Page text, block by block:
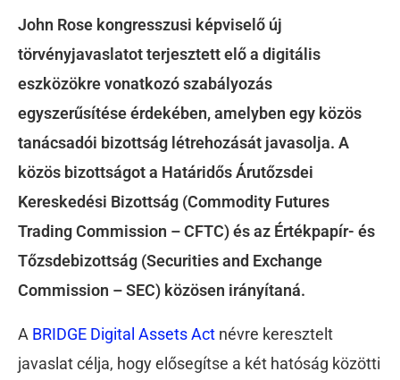
John Rose kongresszusi képviselő új
törvényjavaslatot terjesztett elő a digitális
eszközökre vonatkozó szabályozás
egyszerűsítése érdekében, amelyben egy közös
tanácsadói bizottság létrehozását javasolja. A
közös bizottságot a Határidős Árutőzsdei
Kereskedési Bizottság (Commodity Futures
Trading Commission – CFTC) és az Értékpapír- és
Tőzsdebizottság (Securities and Exchange
Commission – SEC) közösen irányítaná.
A BRIDGE Digital Assets Act névre keresztelt
javaslat célja, hogy elősegítse a két hatóság közötti